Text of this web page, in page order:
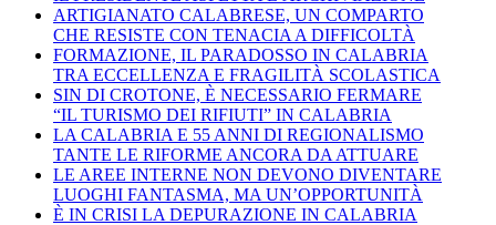
ARTIGIANATO CALABRESE, UN COMPARTO
CHE RESISTE CON TENACIA A DIFFICOLTÀ
FORMAZIONE, IL PARADOSSO IN CALABRIA
TRA ECCELLENZA E FRAGILITÀ SCOLASTICA
SIN DI CROTONE, È NECESSARIO FERMARE
“IL TURISMO DEI RIFIUTI” IN CALABRIA
LA CALABRIA E 55 ANNI DI REGIONALISMO
TANTE LE RIFORME ANCORA DA ATTUARE
LE AREE INTERNE NON DEVONO DIVENTARE
LUOGHI FANTASMA, MA UN’OPPORTUNITÀ
È IN CRISI LA DEPURAZIONE IN CALABRIA